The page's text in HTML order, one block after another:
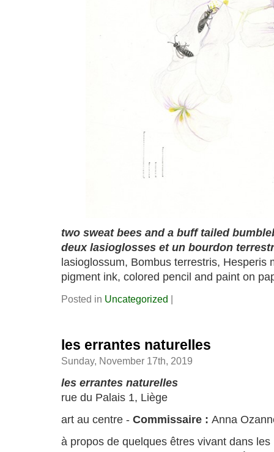
two sweat bees and a buff tailed
deux lasioglosses et un bourdon
lasioglossum, Bombus terrestris, Hesperis
pigment ink, colored pencil and paint on
Posted in Uncategorized |
les errantes naturelles
Sunday, November 17th, 2019
les errantes naturelles
rue du Palais 1, Liège
art au centre - Commissaire : Anna
à propos de quelques êtres vivant dans les